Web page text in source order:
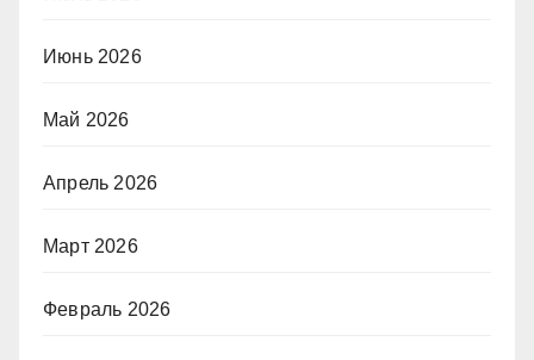
Июнь 2026
Май 2026
Апрель 2026
Март 2026
Февраль 2026